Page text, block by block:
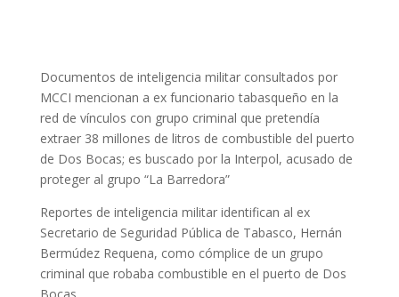
Documentos de inteligencia militar consultados por
MCCI mencionan a ex funcionario tabasqueño en la
red de vínculos con grupo criminal que pretendía
extraer 38 millones de litros de combustible del puerto
de Dos Bocas; es buscado por la Interpol, acusado de
proteger al grupo “La Barredora”
Reportes de inteligencia militar identifican al ex
Secretario de Seguridad Pública de Tabasco, Hernán
Bermúdez Requena, como cómplice de un grupo
criminal que robaba combustible en el puerto de Dos